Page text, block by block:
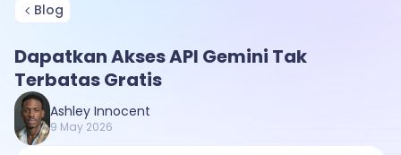
Blog
Dapatkan Akses API Gemini Tak
Terbatas Gratis
Ashley Innocent
9 May 2026